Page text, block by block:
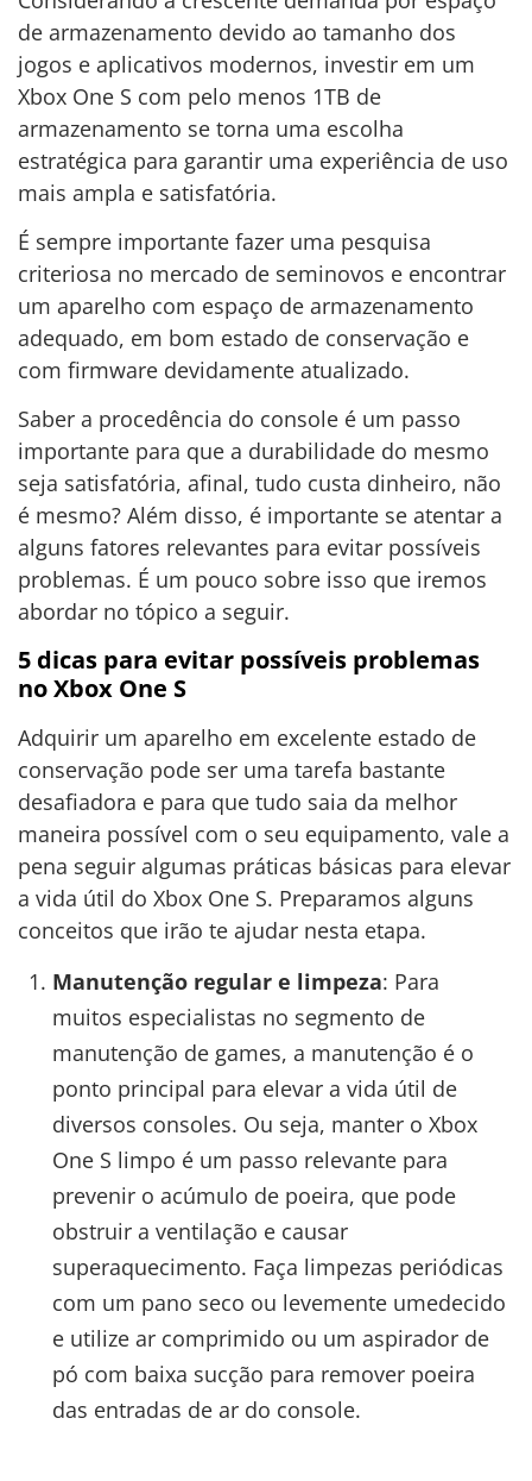
de armazenamento devido ao tamanho dos
jogos e aplicativos modernos, investir em um
Xbox One S com pelo menos 1TB de
armazenamento se torna uma escolha
estratégica para garantir uma experiência de uso
mais ampla e satisfatória.
É sempre importante fazer uma pesquisa
criteriosa no mercado de seminovos e encontrar
um aparelho com espaço de armazenamento
adequado, em bom estado de conservação e
com firmware devidamente atualizado.
Saber a procedência do console é um passo
importante para que a durabilidade do mesmo
seja satisfatória, afinal, tudo custa dinheiro, não
é mesmo? Além disso, é importante se atentar a
alguns fatores relevantes para evitar possíveis
problemas. É um pouco sobre isso que iremos
abordar no tópico a seguir.
5 dicas para evitar possíveis problemas
no Xbox One S
Adquirir um aparelho em excelente estado de
conservação pode ser uma tarefa bastante
desafiadora e para que tudo saia da melhor
maneira possível com o seu equipamento, vale a
pena seguir algumas práticas básicas para elevar
a vida útil do Xbox One S. Preparamos alguns
conceitos que irão te ajudar nesta etapa.
Manutenção regular e limpeza: Para
muitos especialistas no segmento de
manutenção de games, a manutenção é o
ponto principal para elevar a vida útil de
diversos consoles. Ou seja, manter o Xbox
One S limpo é um passo relevante para
prevenir o acúmulo de poeira, que pode
obstruir a ventilação e causar
superaquecimento. Faça limpezas periódicas
com um pano seco ou levemente umedecido
e utilize ar comprimido ou um aspirador de
pó com baixa sucção para remover poeira
das entradas de ar do console.